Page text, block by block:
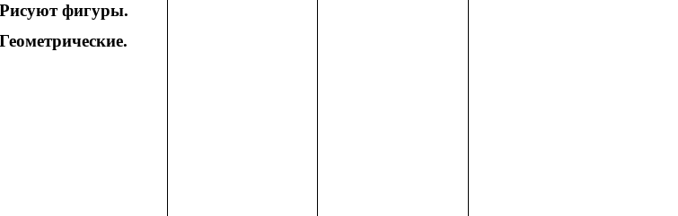
Рисуют фигуры.
Геометрические.